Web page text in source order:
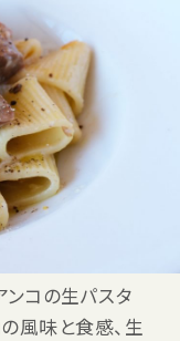
ンコの生パスタ
の風味と食感、生